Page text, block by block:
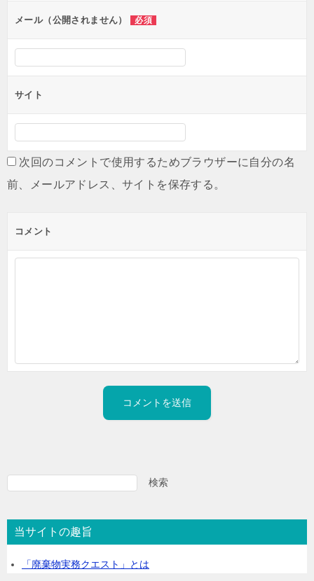
ンメール（公開されません） 必須
サイト
次回のコメントで使用するためブラウザーに自分の名
前、メールアドレス、サイトを保存する。
コメント
l
r
n
検索
当サイトの趣旨
「廃棄物実務クエスト」とは